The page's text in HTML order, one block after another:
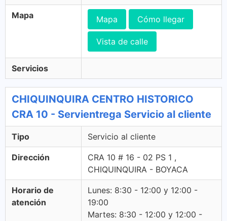
Mapa Mapa Cómo llegar
Vista de calle
Servicios
CHIQUINQUIRA CENTRO HISTORICO
CRA 10 - Servientrega Servicio al cliente
Tipo Servicio al cliente
Dirección
CRA 10 # 16 - 02 PS 1 ,
CHIQUINQUIRA - BOYACA
Horario de
atención
Lunes: 8:30 - 12:00 y 12:00 -
19:00
Martes: 8:30 - 12:00 y 12:00 -